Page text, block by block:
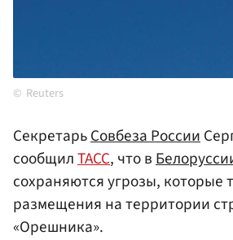
Reuters
СекретарьСовбеза России
сообщилТАСС, что в
сохраняются угрозы, которые
размещения на территории
«Орешника».